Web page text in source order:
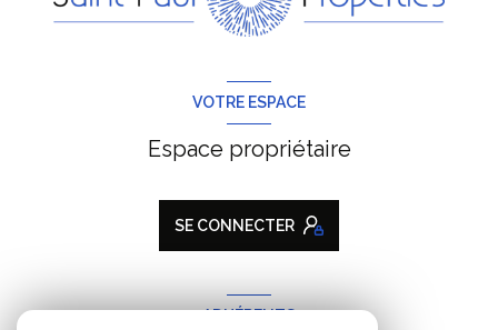
VOTRE ESPACE
Espace propriétaire
SE CONNECTER
ADHÉRENTS